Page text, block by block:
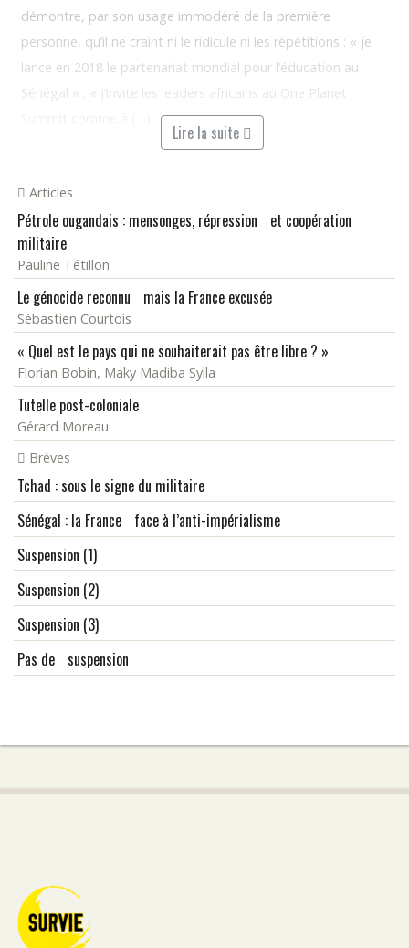
démontre, par son usage immodéré de la première
personne, qu’il ne craint ni le ridicule ni les répétitions : « je
lance en 2018 le partenariat mondial pour l’éducation au
Sénégal » ; « j’invite les leaders africains au One Planet
Lire la suite
Articles
Pétrole ougandais : mensonges, répression et coopération
militaire
Pauline Tétillon
Le génocide reconnu mais la France excusée
Sébastien Courtois
« Quel est le pays qui ne souhaiterait pas être libre ? »
Florian Bobin, Maky Madiba Sylla
Tutelle post-coloniale
Gérard Moreau
Brèves
Tchad : sous le signe du militaire
Sénégal : la France face à l’anti-impérialisme
Suspension (1)
Suspension (2)
Suspension (3)
Pas de suspension